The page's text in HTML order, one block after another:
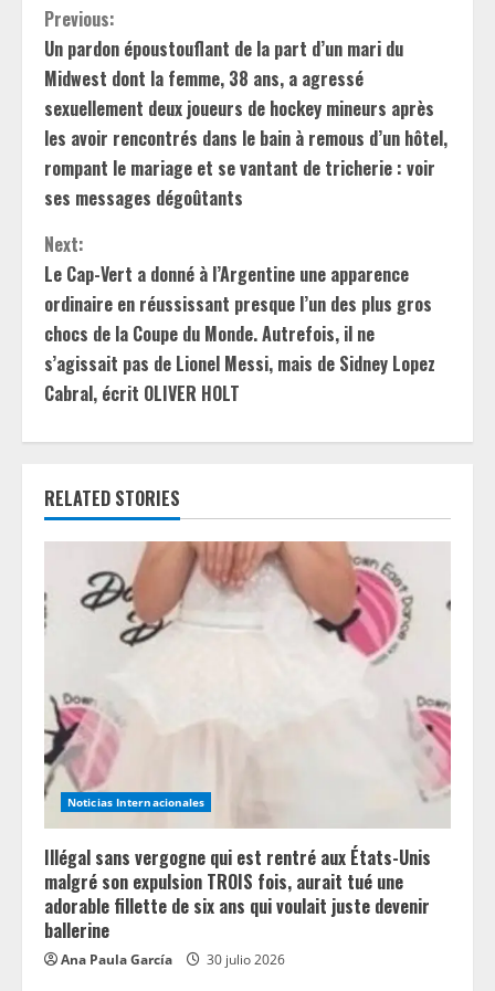
C
o
n
t
i
n
u
e
R
e
a
d
i
n
Previous:
Un pardon époustouflant de la part d’un mari du
Midwest dont la femme, 38 ans, a agressé
sexuellement deux joueurs de hockey mineurs après
les avoir rencontrés dans le bain à remous d’un hôtel,
rompant le mariage et se vantant de tricherie : voir
ses messages dégoûtants
Next:
Le Cap-Vert a donné à l’Argentine une apparence
ordinaire en réussissant presque l’un des plus gros
chocs de la Coupe du Monde. Autrefois, il ne
s’agissait pas de Lionel Messi, mais de Sidney Lopez
Cabral, écrit OLIVER HOLT
RELATED STORIES
Noticias Internacionales
Illégal sans vergogne qui est rentré aux États-Unis
malgré son expulsion TROIS fois, aurait tué une
adorable fillette de six ans qui voulait juste devenir
ballerine
Ana Paula García 30 julio 2026